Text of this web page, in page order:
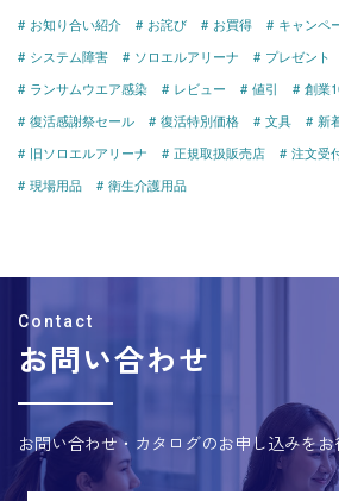
お知り合い紹介
お詫び お買得 キャンペ
システム障害
ソロエルアリーナ プレゼント
ランサムウエア感染
レビュー 値引 創業
復活感謝祭セール
復活特別価格 文具
新
旧ソロエルアリーナ
正規取扱販売店 注文受
現場用品
衛生介護用品
お問い合わせ
お問い合わせ・カタログのお申し込みを